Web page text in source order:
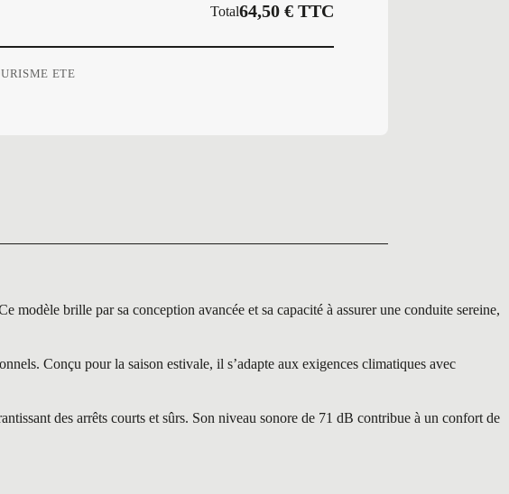
Total64,50 €TTC
ETE
brille par sa conception avancée et sa capacité à assurer une conduite sereine,
Conçu pour la saison estivale, il s’adapte aux exigences climatiques avec
des arrêts courts et sûrs. Son niveau sonore de 71 dB contribue à un confort de